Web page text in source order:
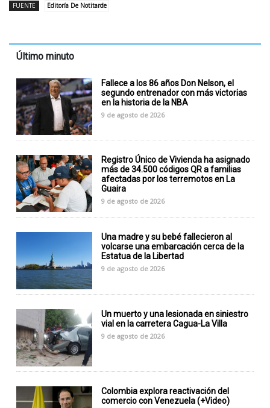
FUENTE
Editoría De Notitarde
Último minuto
Fallece a los 86 años Don Nelson, el
segundo entrenador con más victorias
en la historia de la NBA
9 de agosto de 2026
Registro Único de Vivienda ha asignado
más de 34.500 códigos QR a familias
afectadas por los terremotos en La
Guaira
9 de agosto de 2026
Una madre y su bebé fallecieron al
volcarse una embarcación cerca de la
Estatua de la Libertad
9 de agosto de 2026
Un muerto y una lesionada en siniestro
vial en la carretera Cagua-La Villa
9 de agosto de 2026
Colombia explora reactivación del
comercio con Venezuela (+Video)